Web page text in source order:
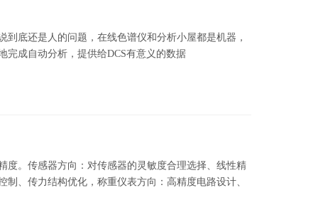
底还是人的问题，在线色谱仪和分析小屋都是机器，
完成自动分析，提供给DCS有意义的数据
度。传感器方向：对传感器的灵敏度合理选择、线性精
、传力结构优化，称重仪表方向：高精度电路设计、